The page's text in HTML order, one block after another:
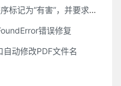
“有害”，并要求用户删除它们
错误修复
动修改PDF文件名